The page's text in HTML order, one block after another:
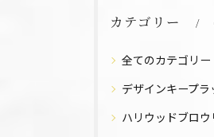
カテゴリー
全てのカテゴリー
デザインキープラ
ハリウッドブロウ